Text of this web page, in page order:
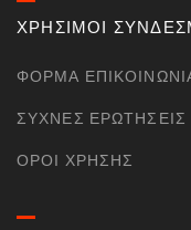
ΧΡΗΣΙΜΟΙ
ΦΌΡΜΑ
ΣΥΧΝΈΣ ΕΡΩΤΉΣΕΙΣ
ΌΡΟΙ ΧΡΉΣΗΣ